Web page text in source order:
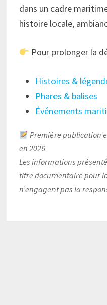
dans un cadre
histoire locale,
Pour prolonger la
Histoires &
Phares & balises
Événements
Première publication
en 2026
Les informations
titre documentaire pour
n’engagent pas la